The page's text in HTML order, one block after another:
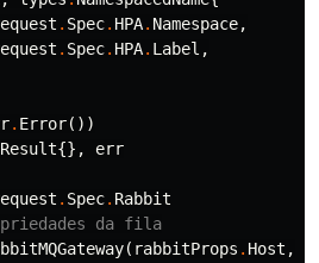
. Spec. HPA. Namespace,
. Spec. HPA. Label ,
. Error())
Result{},
err
. Spec. Rabbit
da fila
( rabbitProps . Host ,